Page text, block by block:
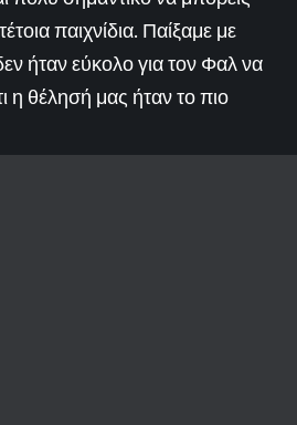
παιχνίδια. Παίξαμε με
ήταν εύκολο για τον Φαλ να
η θέλησή μας ήταν το πιο